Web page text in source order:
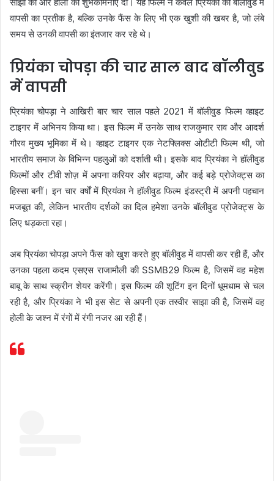
वापसी का प्रतीक है, बल्कि उनके फैंस के लिए भी एक खुशी की खबर है, जो लंबे
समय से उनकी वापसी का इंतजार कर रहे थे।
प्रियंका चोपड़ा की चार साल बाद बॉलीवुड
में वापसी
प्रियंका चोपड़ा ने आखिरी बार चार साल पहले 2021 में बॉलीवुड फिल्म व्हाइट
टाइगर में अभिनय किया था। इस फिल्म में उनके साथ राजकुमार राव और आदर्श
गौरव मुख्य भूमिका में थे। व्हाइट टाइगर एक नेटफ्लिक्स ओटीटी फिल्म थी, जो
भारतीय समाज के विभिन्न पहलुओं को दर्शाती थी। इसके बाद प्रियंका ने हॉलीवुड
फिल्मों और टीवी शोज़ में अपना करियर और बढ़ाया, और कई बड़े प्रोजेक्ट्स का
हिस्सा बनीं। इन चार वर्षों में प्रियंका ने हॉलीवुड फिल्म इंडस्ट्री में अपनी पहचान
मजबूत की, लेकिन भारतीय दर्शकों का दिल हमेशा उनके बॉलीवुड प्रोजेक्ट्स के
लिए धड़कता रहा।
अब प्रियंका चोपड़ा अपने फैंस को खुश करते हुए बॉलीवुड में वापसी कर रही हैं, और
उनका पहला कदम एसएस राजामौली की SSMB29 फिल्म है, जिसमें वह महेश
बाबू के साथ स्क्रीन शेयर करेंगी। इस फिल्म की शूटिंग इन दिनों धूमधाम से चल
रही है, और प्रियंका ने भी इस सेट से अपनी एक तस्वीर साझा की है, जिसमें वह
होली के जश्न में रंगों में रंगी नजर आ रही हैं।